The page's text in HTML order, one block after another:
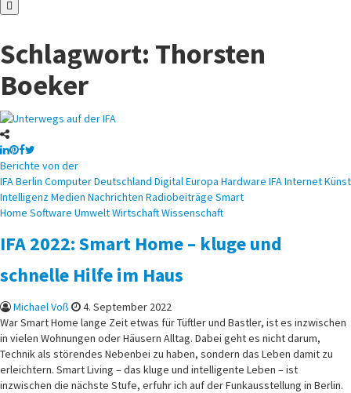
Schlagwort: Thorsten
Boeker
Posted
in
Berichte von der
IFA Berlin ComputerDeutschland Digital Europa Hardware IFA Internet
Intelligenz Medien Nachrichten Radiobeiträge Smart
Home Software UmweltWirtschaftWissenschaft
IFA 2022: Smart Home – kluge und
schnelle Hilfe im Haus
Michael Voß
4. September 2022
War Smart Home lange Zeit etwas für Tüftler und Bastler, ist es inzwischen
in vielen Wohnungen oder Häusern Alltag. Dabei geht es nicht darum,
Technik als störendes Nebenbei zu haben, sondern das Leben damit zu
erleichtern. Smart Living – das kluge und intelligente Leben – ist
inzwischen die nächste Stufe, erfuhr ich auf der Funkausstellung in Berlin.